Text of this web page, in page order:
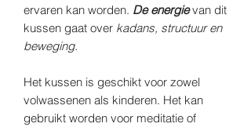
ervaren kan worden. De energievan dit
kussen gaat over kadans, structuur en
beweging.
Het kussen is geschikt voor zowel
volwassenen als kinderen. Het kan
gebruikt worden voor meditatie of